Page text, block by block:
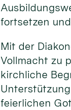
fortsetzen
Mit der
Vollmacht zu
kirchliche
feierlichen